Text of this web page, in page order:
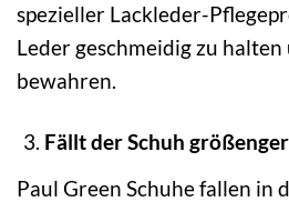
spezieller Lackleder-
Leder geschmeidig zu halten
bewahren.
Fällt der Schuh
Paul Green Schuhe fallen in